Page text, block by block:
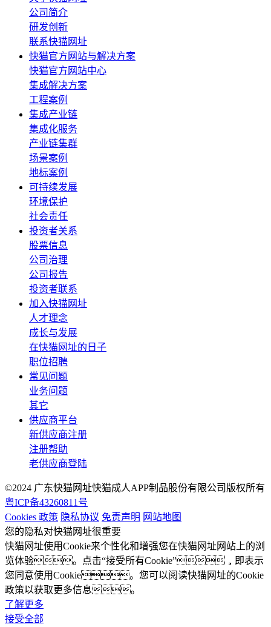
公司简介
研发创新
联系快猫网址
快猫官方网站与解决方案
快猫官方网站中心
集成解决方案
工程案例
集成产业链
集成化服务
产业链集群
场景案例
地标案例
可持续发展
环境保护
社会责任
投资者关系
股票信息
公司治理
公司报告
投资者联系
加入快猫网址
人才理念
成长与发展
在快猫网址的日子
职位招聘
常见问题
业务问题
其它
供应商平台
新供应商注册
注册帮助
老供应商登陆
©2024 广东快猫网址快猫成人APP制品股份有限公司版权所有
粤ICP备43260811号
Cookies 政策 隐私协议 免责声明 网站地图
您的隐私对快猫网址很重要
快猫网址使用Cookie来个性化和增强您在快猫网址网站上的浏
览体验。点击“接受所有Cookie”，即表示
您同意使用Cookie。您可以阅读快猫网址的Cookie
政策以获取更多信息。
了解更多
接受全部